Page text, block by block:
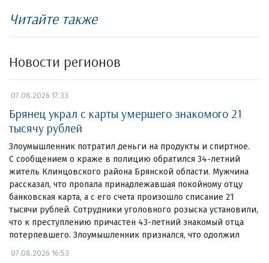
Читайте также
Новости регионов
07.08.2026 17:33
Брянец украл с карты умершего знакомого 21
тысячу рублей
Злоумышленник потратил деньги на продукты и спиртное.
С сообщением о краже в полицию обратился 34-летний
житель Клинцовского района Брянской области. Мужчина
рассказал, что пропала принадлежавшая покойному отцу
банковская карта, а с его счета произошло списание 21
тысячи рублей. Сотрудники уголовного розыска установили,
что к преступлению причастен 43-летний знакомый отца
потерпевшего. Злоумышленник признался, что одолжил
07.08.2026 16:53